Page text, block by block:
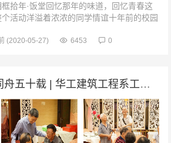
拾年·饭堂回忆那年的味道，回忆青春这
活动洋溢着浓浓的同学情谊十年前的校园
哄哄...
(2020-05-27) 6453 0
不忘初心，风雨同舟五十载 | 华工建筑工程系工民建毕业50周年聚会